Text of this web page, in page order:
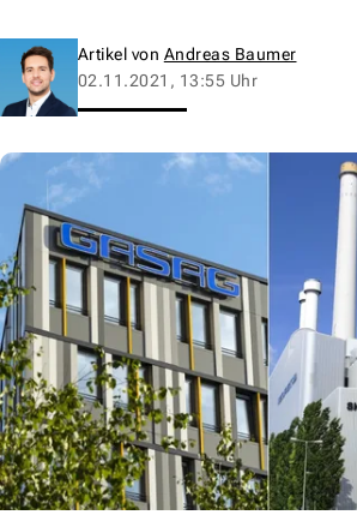
Artikel von Andreas Baumer
02.11.2021, 13:55 Uhr